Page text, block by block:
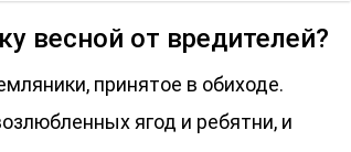
весной от вредителей?
принятое в обиходе.
ягод и ребятни, и